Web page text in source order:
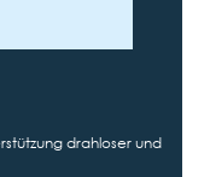
drahloser und